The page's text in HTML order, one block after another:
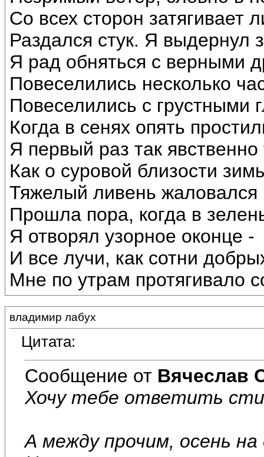
Со всех сторон затягивает
Раздался стук. Я выдернул
Я рад обняться с верными
Повеселились несколько
Повеселились с грустными
Когда в сенях опять
Я первый раз так
Как о суровой близости
Тяжелый ливень
Прошла пора, когда в
Я отворял узорное оконце -
И все лучи, как сотни
Мне по утрам протягивало
владимир лабух
Цитата:
Сообщение от Вячеслав
Хочу тебе ответить
А между прочим, осень на